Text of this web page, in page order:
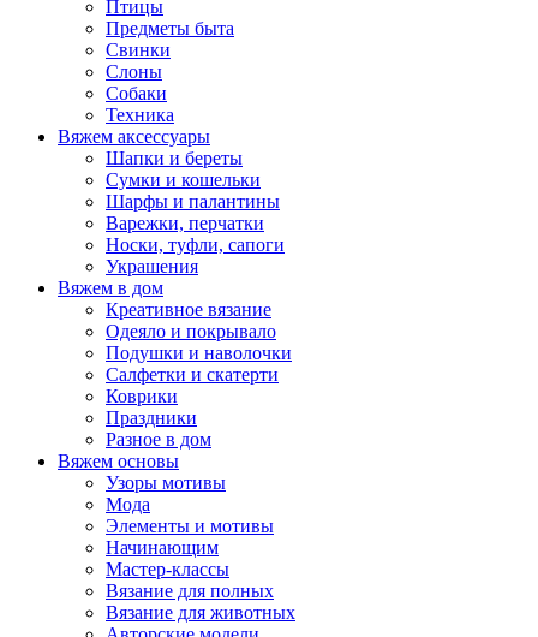
Птицы
Предметы быта
Свинки
Слоны
Собаки
Техника
Вяжем аксессуары
Шапки и береты
Сумки и кошельки
Шарфы и палантины
Варежки, перчатки
Носки, туфли, сапоги
Украшения
Вяжем в дом
Креативное вязание
Одеяло и покрывало
Подушки и наволочки
Салфетки и скатерти
Коврики
Праздники
Разное в дом
Вяжем основы
Узоры мотивы
Мода
Элементы и мотивы
Начинающим
Мастер-классы
Вязание для полных
Вязание для животных